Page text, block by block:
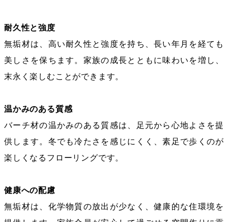
耐久性と強度
無垢材は、高い耐久性と強度を持ち、長い年月を経ても
美しさを保ちます。家族の成長とともに味わいを増し、
末永く楽しむことができます。
温かみのある質感
バーチ材の温かみのある質感は、足元から心地よさを提
供します。冬でも冷たさを感じにくく、素足で歩くのが
楽しくなるフローリングです。
健康への配慮
無垢材は、化学物質の放出が少なく、健康的な住環境を